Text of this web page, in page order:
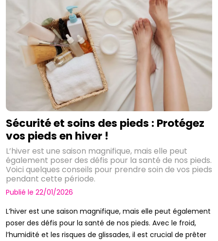
Sécurité et soins des pieds : Protégez
vos pieds en hiver !
L’hiver est une saison magnifique, mais elle peut
également poser des défis pour la santé de nos pieds.
Voici quelques conseils pour prendre soin de vos pieds
pendant cette période.
Publié le 22/01/2026
L’hiver est une saison magnifique, mais elle peut également
poser des défis pour la santé de nos pieds. Avec le froid,
l’humidité et les risques de glissades, il est crucial de prêter